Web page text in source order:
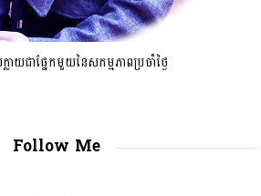
យជាផ្នែកមួយនៃសកម្មភាពប្រចាំថ្ងៃ
Follow Me